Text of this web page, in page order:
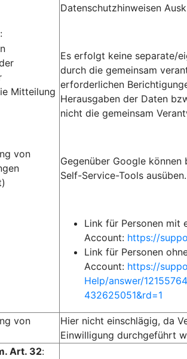
:
Mitteilung
von
Datenschutzhinweisen
Es erfolgt keine separate/
durch die gemeinsam
erforderlichen
Herausgaben der Daten
nicht die gemeinsam
Gegenüber Google
Self-Service-Tools ausüben.
Link für Personen mit
Account: https://
Link für Personen
Account: https://
Help/answer/
432625051&rd=1
von
Hier nicht einschlägig, da
Einwilligung durchgeführt
Art. 32: